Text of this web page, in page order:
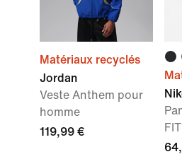
Matériaux recyclés
Jordan
Veste Anthem pour
homme
119,99 €